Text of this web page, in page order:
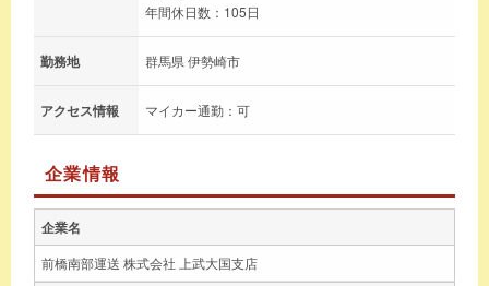
年間休日数：105日
勤務地 群馬県 伊勢崎市
アクセス情報 マイカー通勤：可
企業情報
企業名
前橋南部運送 株式会社 上武大国支店